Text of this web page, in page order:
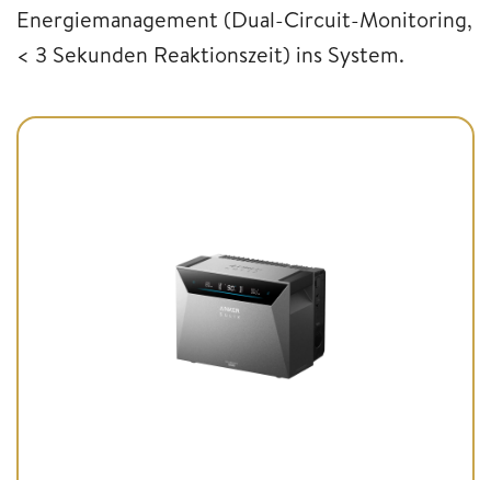
Energiemanagement (Dual-Circuit-Monitoring,
< 3 Sekunden Reaktionszeit) ins System.